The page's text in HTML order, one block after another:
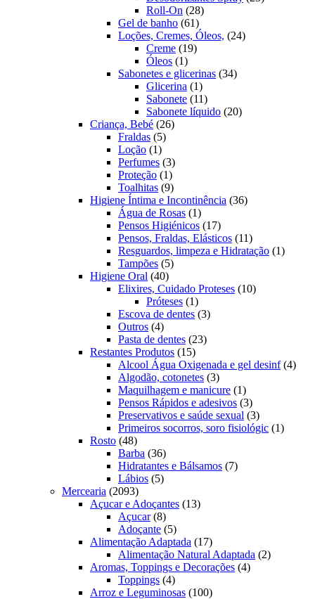
Roll-On 2828
Gel de banho 6161
produtos
Loções, Cremes, Óleos, 2424
Creme 1919
Óleos 11
produto
Sabonetes e glicerinas 3434
Glicerina 11
produto
Sabonete 1111
produtos
Sabonete líquido 2020
Criança, Bebé 2626
Fraldas 55
Loção 11
produto
Perfumes 33
produtos
Proteção 11
produto
Toalhitas 99
produtos
Higiene Íntima e Incontinência 3636
Água de Rosas 11
produto
Pensos Higiénicos 1717
produtos
Pensos, Fraldas, Elásticos 1111
produtos
Resguardos, limpeza e Hidratação 11
Tampões 55
Higiene Oral 4040
produtos
Elixires, Cuidado Proteses 1010
Próteses 11
produto
Escova de dentes 33
Outros 44
produtos
Pasta de dentes 2323
Restantes Produtos 1515
produtos
Alcool Água Oxigenada e gel desinf 44
Algodão, cotonetes 33
produtos
Maquilhagem e manicure 11
produto
Pensos Rápidos e adesivos 33
produtos
Preservativos e saúde sexual 33
produtos
Primeiros socorros, soro fisiológic 11
Rosto 4848
produtos
Barba 3636
produtos
Hidratantes e Bálsamos 77
Lábios 55
Mercearia 20932093
produtos
Açucar e Adoçantes 1313
Açucar 88
produtos
Adoçante 55
produtos
Alimentação Adaptada 1717
produtos
Alimentação Natural Adaptada 22
Aromas, Toppings e Decorações 44
Toppings 44
produtos
Arroz e Leguminosas 100100